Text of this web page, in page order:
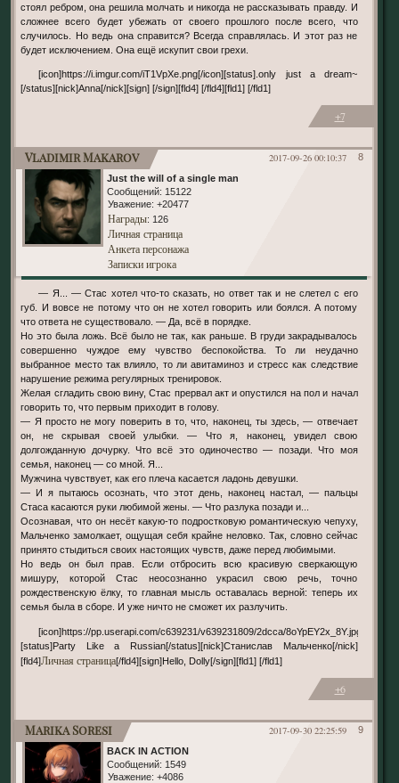
стоял ребром, она решила молчать и никогда не рассказывать правду. И
сложнее всего будет убежать от своего прошлого после всего, что
случилось. Но ведь она справится? Всегда справлялась. И этот раз не
будет исключением. Она ещё искупит свои грехи.
[icon]https://i.imgur.com/iT1VpXe.png[/icon][status].only just a dream~
[/status][nick]Anna[/nick][sign] [/sign][fld4] [/fld4][fld1] [/fld1]
+7
8
2017-09-26 00:10:37
Vladimir Makarov
Just the will of a single man
Сообщений: 15122
Уважение: +20477
Награды: 126
Личная страница
Анкета персонажа
Записки игрока
— Я... — Стас хотел что-то сказать, но ответ так и не слетел с его
губ. И вовсе не потому что он не хотел говорить или боялся. А потому
что ответа не существовало. — Да, всё в порядке.
Но это была ложь. Всё было не так, как раньше. В груди закрадывалось
совершенно чуждое ему чувство беспокойства. То ли неудачно
выбранное место так влияло, то ли авитаминоз и стресс как следствие
нарушение режима регулярных тренировок.
Желая сгладить свою вину, Стас прервал акт и опустился на пол и начал
говорить то, что первым приходит в голову.
— Я просто не могу поверить в то, что, наконец, ты здесь, — отвечает
он, не скрывая своей улыбки. — Что я, наконец, увидел свою
долгожданную дочурку. Что всё это одиночество — позади. Что моя
семья, наконец — со мной. Я...
Мужчина чувствует, как его плеча касается ладонь девушки.
— И я пытаюсь осознать, что этот день, наконец настал, — пальцы
Стаса касаются руки любимой жены. — Что разлука позади и...
Осознавая, что он несёт какую-то подростковую романтическую чепуху,
Мальченко замолкает, ощущая себя крайне неловко. Так, словно сейчас
принято стыдиться своих настоящих чувств, даже перед любимыми.
Но ведь он был прав. Если отбросить всю красивую сверкающую
мишуру, которой Стас неосознанно украсил свою речь, точно
рождественскую ёлку, то главная мысль оставалась верной: теперь их
семья была в сборе. И уже ничто не сможет их разлучить.
[icon]https://pp.userapi.com/c639231/v639231809/2dcca/8oYpEY2x_8Y.jpg[/icon]
[status]Party Like a Russian[/status][nick]Станислав Мальченко[/nick]
[fld4]Личная страница[/fld4][sign]Hello, Dolly[/sign][fld1] [/fld1]
+6
9
2017-09-30 22:25:59
Marika Soresi
BACK IN ACTION
Сообщений: 1549
Уважение: +4086